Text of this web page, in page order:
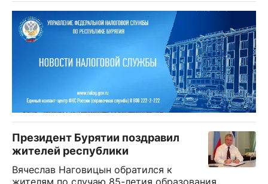
Президент Бурятии поздравил
жителей республики
Вячеслав Наговицын обратился к
жителям по случаю 85-летия образования